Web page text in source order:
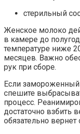
стерильный
Женское молоко
в камере до
температуре ниже
месяцев. Важно
рук при сборе.
Если
спешите
процесс.
достаточно взбить
обязательно вернет